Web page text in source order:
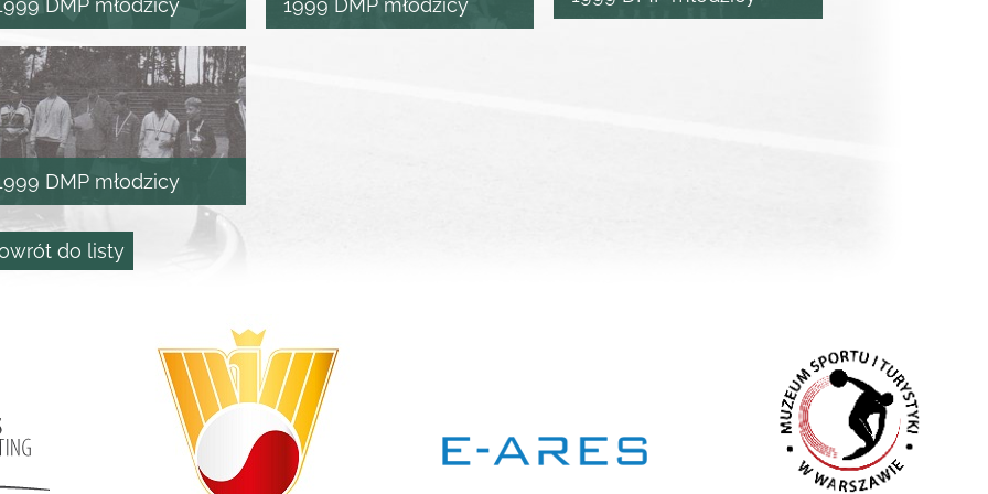
DMP młodzicy
DMP młodzicy
1999 DMP młodzicy
do listy